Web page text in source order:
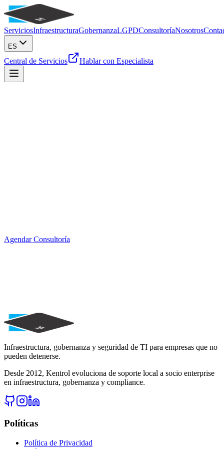
ServiciosInfraestructuraGobernanzaLGPDConsultoríaNosotros
ES
Central de Servicios Hablar con Especialista
Agendar Consultoría
Solicitar DiagnósticoAgendar Consultoría
Infraestructura, gobernanza y seguridad de TI para empresas que no
pueden detenerse.
Desde 2012, Kentrol evoluciona de soporte local a socio enterprise
en infraestructura, gobernanza y compliance.
Políticas
Política de Privacidad